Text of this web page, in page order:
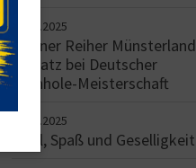
09.11.2025
Hohner Reiher Münsterland
5. Platz bei Deutscher
Cornhole-Meisterschaft
08.11.2025
Spiel, Spaß und Geselligkeit